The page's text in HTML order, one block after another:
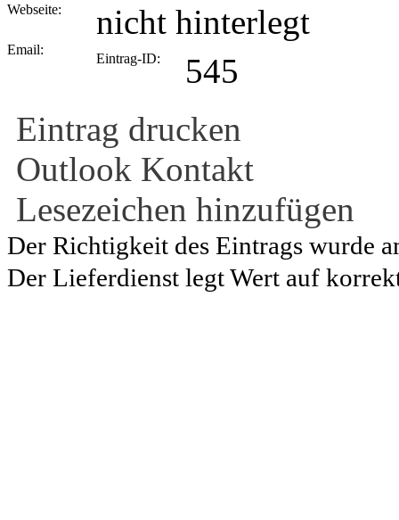
Webseite: nicht hinterlegt
Email:
Eintrag-ID:
545
Eintrag drucken
Outlook Kontakt
Lesezeichen hinzufügen
Der Richtigkeit des Eintrags wurde
Der Lieferdienst legt Wert auf